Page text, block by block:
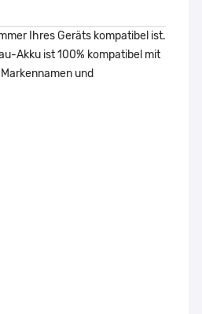
Ihres Geräts kompatibel ist.
Akku ist 100% kompatibel mit
und